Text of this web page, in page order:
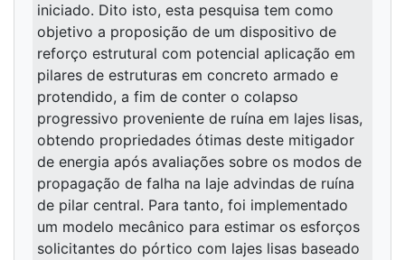
iniciado. Dito isto, esta pesquisa tem como
objetivo a proposição de um dispositivo de
reforço estrutural com potencial aplicação em
pilares de estruturas em concreto armado e
protendido, a fim de conter o colapso
progressivo proveniente de ruína em lajes lisas,
obtendo propriedades ótimas deste mitigador
de energia após avaliações sobre os modos de
propagação de falha na laje advindas de ruína
de pilar central. Para tanto, foi implementado
um modelo mecânico para estimar os esforços
solicitantes do pórtico com lajes lisas baseado